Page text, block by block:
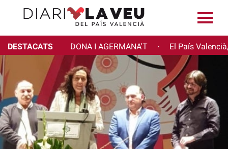
DESTACATS DONA I AGERMANA'T · El País